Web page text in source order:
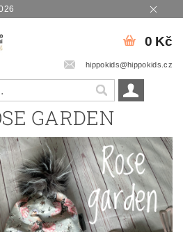
hippokids@hippokids.cz
0 Kč
GARDEN